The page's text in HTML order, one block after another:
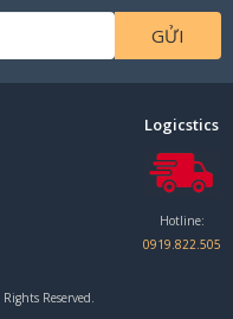
GỬI
Logicstics
Hotline:
0919.822.505
Reserved.